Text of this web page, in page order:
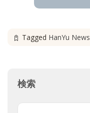
Tagged HanYu News
検索